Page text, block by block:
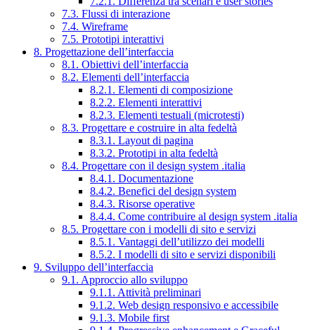
7.3. Flussi di interazione
7.4. Wireframe
7.5. Prototipi interattivi
8. Progettazione dell’interfaccia
8.1. Obiettivi dell’interfaccia
8.2. Elementi dell’interfaccia
8.2.1. Elementi di composizione
8.2.2. Elementi interattivi
8.2.3. Elementi testuali (microtesti)
8.3. Progettare e costruire in alta fedeltà
8.3.1. Layout di pagina
8.3.2. Prototipi in alta fedeltà
8.4. Progettare con il design system .italia
8.4.1. Documentazione
8.4.2. Benefici del design system
8.4.3. Risorse operative
8.4.4. Come contribuire al design system .italia
8.5. Progettare con i modelli di sito e servizi
8.5.1. Vantaggi dell’utilizzo dei modelli
8.5.2. I modelli di sito e servizi disponibili
9. Sviluppo dell’interfaccia
9.1. Approccio allo sviluppo
9.1.1. Attività preliminari
9.1.2. Web design responsivo e accessibile
9.1.3. Mobile first